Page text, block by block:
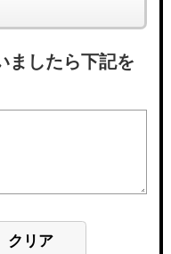
ましたら下記を